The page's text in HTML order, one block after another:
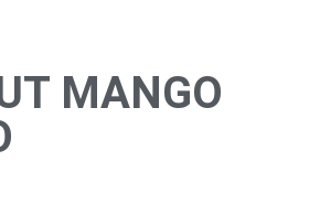
MANGO